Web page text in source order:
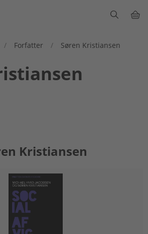
/ Forfatter / Søren Kristiansen
Kristiansen